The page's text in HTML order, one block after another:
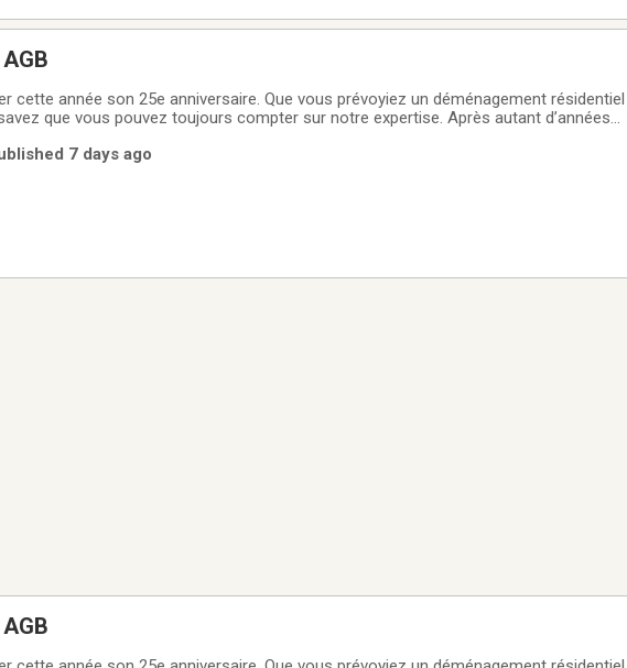
cette année son 25e anniversaire. Que vous prévoyiez un déménagement résidentiel
que vous pouvez toujours compter sur notre expertise. Après autant d’années
le plus
7 days ago